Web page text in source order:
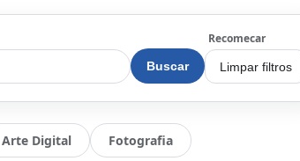
Buscar
Recomecar
Limpar filtros
Arte Digital Fotografia